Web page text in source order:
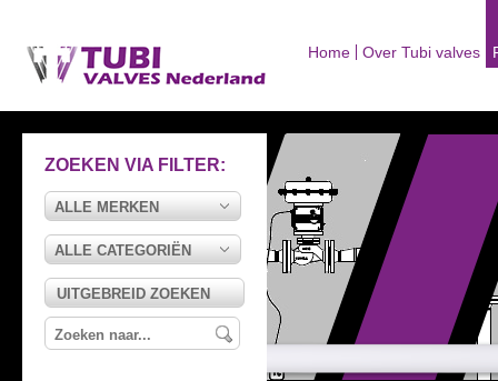
Home Over Tubi valves
ZOEKEN VIA FILTER:
ALLE MERKEN
ALLE CATEGORIËN
UITGEBREID ZOEKEN